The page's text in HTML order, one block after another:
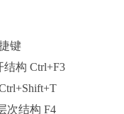
键
结构 Ctrl+F3
次结构 F4